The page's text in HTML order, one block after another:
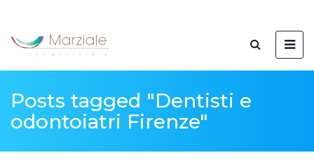
Posts tagged "Dentisti e
odontoiatri Firenze"